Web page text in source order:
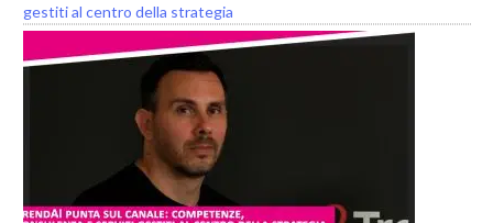
gestiti al centro della strategia